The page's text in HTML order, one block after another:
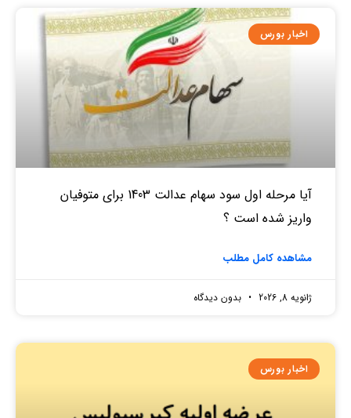
اخبار بورس
آیا مرحله اول سود سهام عدالت 1403 برای متوفیان
واریز شده است ؟
مشاهده کامل مطلب
ژانویه 8, 2026 بدون دیدگاه
اخبار بورس